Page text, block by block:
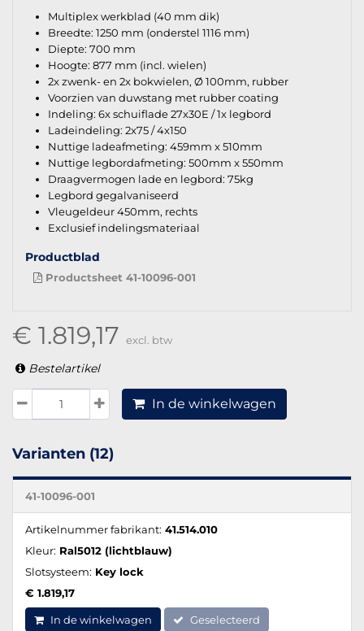
Multiplex werkblad (40 mm dik)
Breedte: 1250 mm (onderstel 1116 mm)
Diepte: 700 mm
Hoogte: 877 mm (incl. wielen)
2x zwenk- en 2x bokwielen, Ø 100mm, rubber
Voorzien van duwstang met rubber coating
Indeling: 6x schuiflade 27x30E / 1x legbord
Ladeindeling: 2x75 / 4x150
Nuttige ladeafmeting: 459mm x 510mm
Nuttige legbordafmeting: 500mm x 550mm
Draagvermogen lade en legbord: 75kg
Legbord gegalvaniseerd
Vleugeldeur 450mm, rechts
Exclusief indelingsmateriaal
Productblad
Productsheet 41-10096-001
€ 1.819,17 excl. btw
Bestelartikel
In de winkelwagen
Varianten (12)
41-10096-001
Artikelnummer fabrikant: 41.514.010
Kleur: Ral5012 (lichtblauw)
Slotsysteem: Key lock
€ 1.819,17
In de winkelwagen Geselecteerd